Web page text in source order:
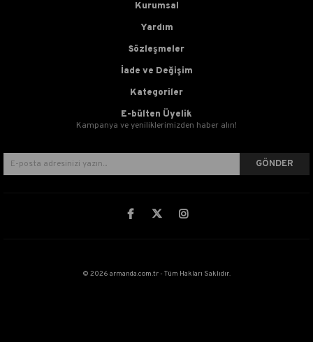
Kurumsal
Yardım
Sözleşmeler
İade ve Değişim
Kategoriler
E-bülten Üyelik
Kampanya ve yeniliklerimizden haber alın!
GÖNDER
© 2026 armanda.com.tr - Tüm Hakları Saklıdır.